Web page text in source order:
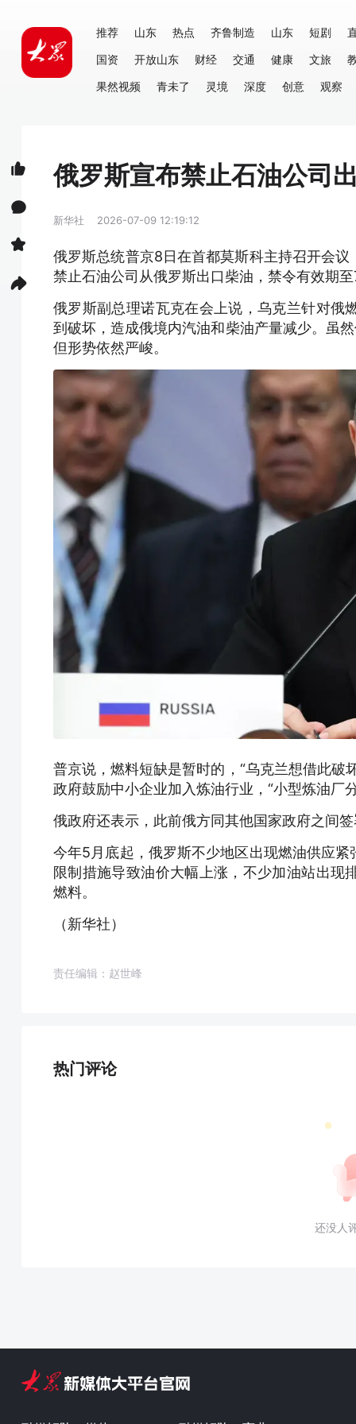
推荐 山东 热点 齐鲁制造 山东 短剧
国资
开放山东 财经 交通 健康 文旅
果然视频
青未了 灵境 深度 创意 观察
俄罗斯宣布禁止石油公司
新华社 2026-07-09 12:19:12
俄罗斯总统普京8日在首都莫斯科主持召开会
禁止石油公司从俄罗斯出口柴油，禁令有效期
俄罗斯副总理诺瓦克在会上说，乌克兰针对俄
到破坏，造成俄境内汽油和柴油产量减少。虽
但形势依然严峻。
普京说，燃料短缺是暂时的，“乌克兰想借此破
政府鼓励中小企业加入炼油行业，“小型炼油厂
俄政府还表示，此前俄方同其他国家政府之间
今年5月底起，俄罗斯不少地区出现燃油供应
限制措施导致油价大幅上涨，不少加油站出现
燃料。
（新华社）
责任编辑：赵世峰
热门评论
还没人